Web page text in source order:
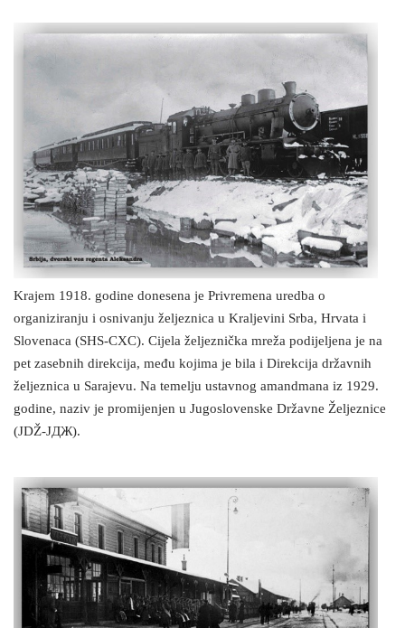
Krajem 1918. godine donesena je Privremena uredba o
organiziranju i osnivanju željeznica u Kraljevini Srba, Hrvata i
Slovenaca (SHS-CXC). Cijela željeznička mreža podijeljena je na
pet zasebnih direkcija, među kojima je bila i Direkcija državnih
željeznica u Sarajevu. Na temelju ustavnog amandmana iz 1929.
godine, naziv je promijenjen u Jugoslovenske Državne Željeznice
(JDŽ-JДЖ).